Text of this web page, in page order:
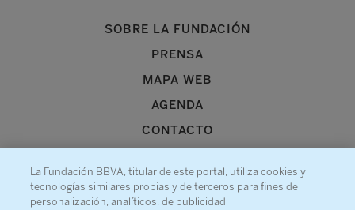
SOBRE LA FUNDACIÓN
PRENSA
MAPA WEB
AGENDA
CONTACTO
La Fundación BBVA, titular de este portal, utiliza cookies y
tecnologías similares propias y de terceros para fines de
personalización, analíticos, de publicidad